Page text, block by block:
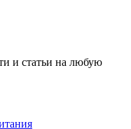
и статьи на любую